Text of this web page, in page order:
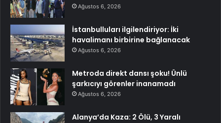
Ağustos 6, 2026
İstanbulluları ilgilendiriyor: İki
havalimanı birbirine bağlanacak
Ağustos 6, 2026
Metroda direkt dansı şoku! Ünlü
şarkıcıyı görenler inanamadı
Ağustos 6, 2026
Alanya’da Kaza: 2 Ölü, 3 Yaralı